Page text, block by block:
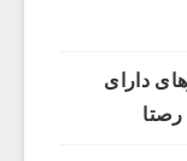
دارای
رصتا